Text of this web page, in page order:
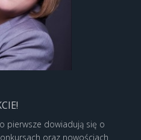
pierwsze dowiadują się o
oraz nowościach